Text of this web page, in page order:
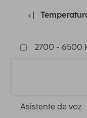
2700 - 6500
Asistente de voz